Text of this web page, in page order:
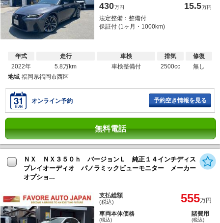
430万円 15.5万円
法定整備：整備付
保証付 (1ヶ月・1000km)
年式
2022年
走行
5.8万km
車検
車検整備付
排気
2500cc
修復
無し
地域 福岡県福岡市西区
オンライン予約 予約空き情報を見る
無料電話
ＮＸ ＮＸ３５０ｈ バージョンＬ 純正１４インチディス
プレイオーディオ パノラミックビューモニター メーカー
オプショ...
支払総額
(税込) 555万円
車両本体価格
(税込)
諸費用
(税込)